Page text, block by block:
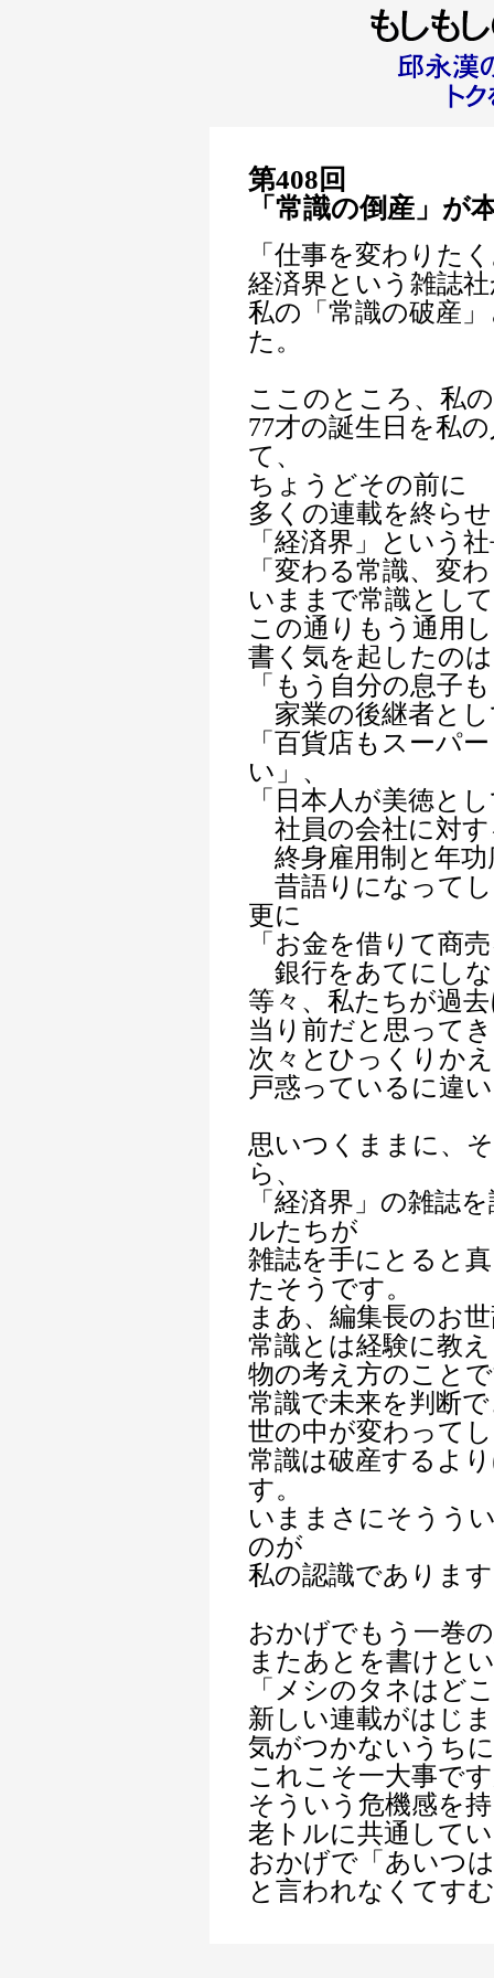
第408回
「常識の倒産」が
「仕事を変わりた
経済界という雑誌
私の「常識の破産
た。
ここのところ、私
77才の誕生日を私
て、
ちょうどその前に
多くの連載を終ら
「経済界」という
「変わる常識、変
いままで常識とし
この通りもう通用
書く気を起したの
「もう自分の息子も
家業の後継者と
「百貨店もスーパ
い」、
「日本人が美徳と
社員の会社に対す
終身雇用制と年功
昔語りになって
更に
「お金を借りて商
銀行をあてにし
等々、私たちが過
当り前だと思って
次々とひっくりか
戸惑っているに違
思いつくままに、
ら、
「経済界」の雑誌
ルたちが
雑誌を手にとると
たそうです。
まあ、編集長のお
常識とは経験に教
物の考え方のこと
常識で未来を判断
世の中が変わって
常識は破産するよ
す。
いままさにそうう
のが
私の認識でありま
おかげでもう一巻
またあとを書けと
「メシのタネはど
新しい連載がはじ
気がつかないうち
これこそ一大事で
そういう危機感を
老トルに共通して
おかげで「あいつ
と言われなくて